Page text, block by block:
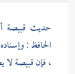
حديث قبيصة
الحافظ :
، فإنقبيصةلا